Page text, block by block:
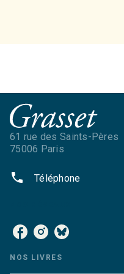
61 rue des Saints-Pères
75006 Paris
phone Téléphone
NOS LIVRES